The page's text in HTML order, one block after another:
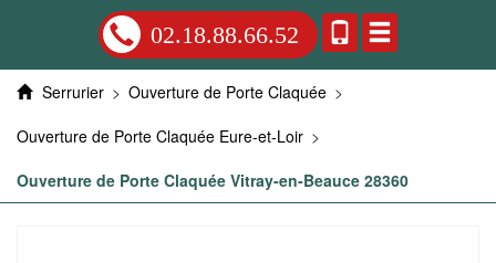
02.18.88.66.52
Serrurier > Ouverture de Porte Claquée >
Ouverture de Porte Claquée Eure-et-Loir >
Ouverture de Porte Claquée Vitray-en-Beauce 28360